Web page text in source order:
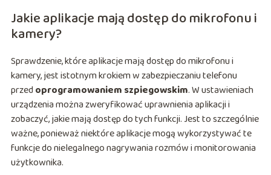
Jakie aplikacje mają dostęp do mikrofonu i
kamery?
Sprawdzenie, które aplikacje mają dostęp do mikrofonu i
kamery, jest istotnym krokiem w zabezpieczaniu telefonu
przed oprogramowaniem szpiegowskim. W ustawieniach
urządzenia można zweryfikować uprawnienia aplikacji i
zobaczyć, jakie mają dostęp do tych funkcji. Jest to szczególnie
ważne, ponieważ niektóre aplikacje mogą wykorzystywać te
funkcje do nielegalnego nagrywania rozmów i monitorowania
użytkownika.